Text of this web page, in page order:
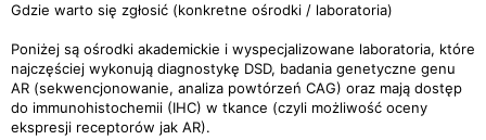
Gdzie warto się zgłosić (konkretne ośrodki / laboratoria)
Poniżej są ośrodki akademickie i wyspecjalizowane laboratoria, które
najczęściej wykonują diagnostykę DSD, badania genetyczne genu
AR (sekwencjonowanie, analiza powtórzeń CAG) oraz mają dostęp
do immunohistochemii (IHC) w tkance (czyli możliwość oceny
ekspresji receptorów jak AR).